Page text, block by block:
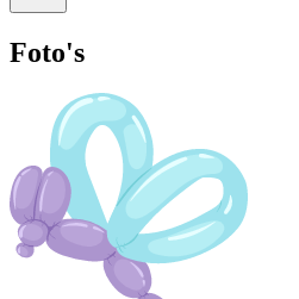
Foto's